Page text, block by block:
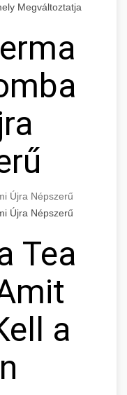
Megváltoztatja
Újra Népszerű
Újra Népszerű
Tea
a